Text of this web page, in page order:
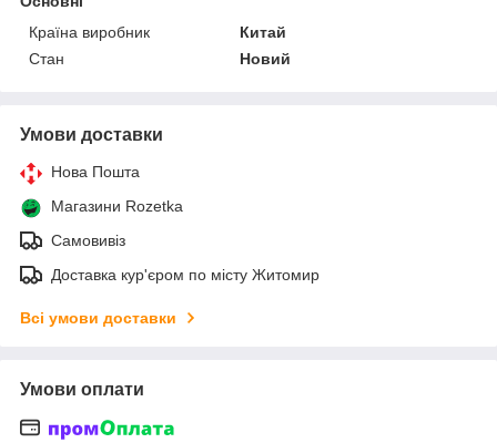
Країна виробник
Китай
Стан
Новий
Умови доставки
Нова Пошта
Магазини Rozetka
Самовивіз
Доставка кур'єром по місту Житомир
Всі умови доставки
Умови оплати